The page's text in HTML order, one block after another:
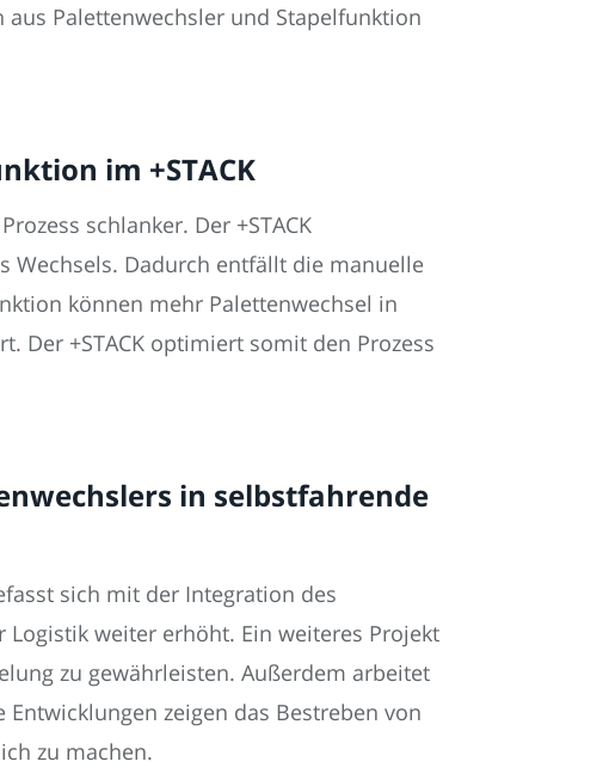
Palettenwechsler und Stapelfunktion
im +STACK
schlanker. Der +STACK
Wechsels. Dadurch entfällt die manuelle
können mehr Palettenwechsel in
Der +STACK optimiert somit den Prozess
in selbstfahrende
sich mit der Integration des
weiter erhöht. Ein weiteres Projekt
zu gewährleisten. Außerdem arbeitet
zeigen das Bestreben von
zu machen.